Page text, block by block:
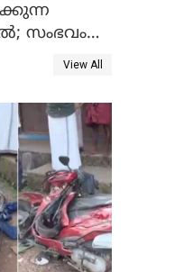
സംഭവം
View All